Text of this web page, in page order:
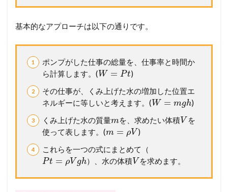
基本的なアプローチは以下の通りです。
ポンプがした仕事の総量を、仕事率と時間か
ら計算します。(W = Pt)
その仕事が、くみ上げた水の増加した位置エ
ネルギーに等しいと考えます。(W = mgh)
くみ上げた水の質量mを、求めたい体積V を
使って表します。(m = ρV)
これらを一つの式にまとめて（
Pt = ρV gh）、水の体積V を求めます。